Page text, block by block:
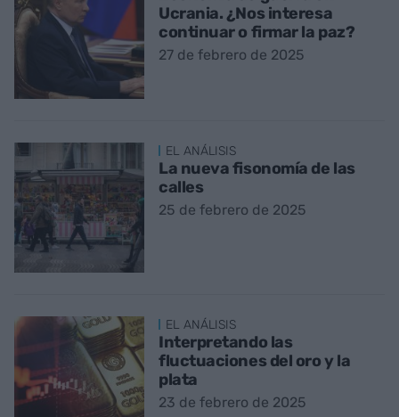
Ucrania. ¿Nos interesa
continuar o firmar la paz?
27 de febrero de 2025
EL ANÁLISIS
La nueva fisonomía de las
calles
25 de febrero de 2025
EL ANÁLISIS
Interpretando las
fluctuaciones del oro y la
plata
23 de febrero de 2025